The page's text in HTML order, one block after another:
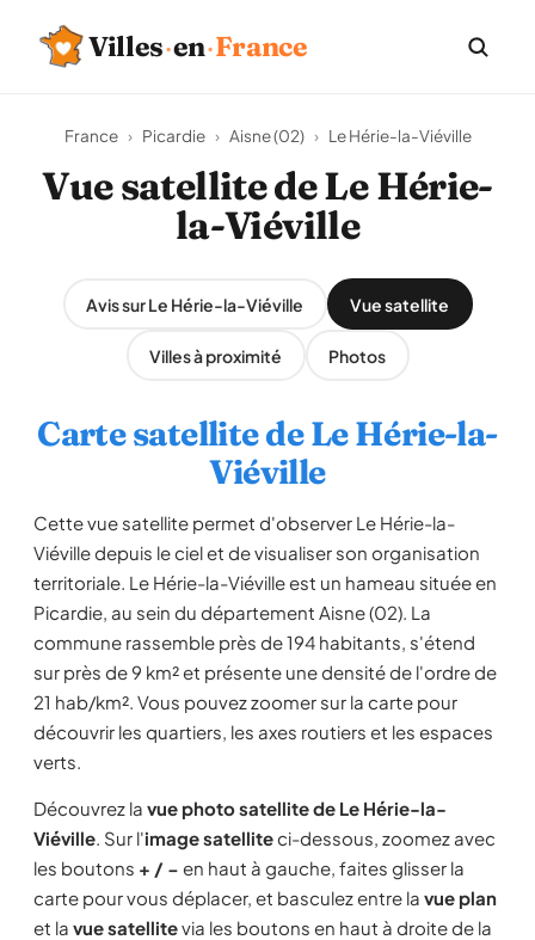
Villes·en·France
France › Picardie › Aisne (02) › Le Hérie-la-Viéville
Vue satellite de Le Hérie-
la-Viéville
Avis sur Le Hérie-la-Viéville Vue satellite
Villes à proximité Photos
Carte satellite de Le Hérie-la-
Viéville
Cette vue satellite permet d'observer Le Hérie-la-
Viéville depuis le ciel et de visualiser son organisation
territoriale. Le Hérie-la-Viéville est un hameau située en
Picardie, au sein du département Aisne (02). La
commune rassemble près de 194 habitants, s'étend
sur près de 9 km² et présente une densité de l'ordre de
21 hab/km². Vous pouvez zoomer sur la carte pour
découvrir les quartiers, les axes routiers et les espaces
verts.
Découvrez la vue photo satellite de Le Hérie-la-
Viéville. Sur l'image satelliteci-dessous, zoomez avec
les boutons + / − en haut à gauche, faites glisser la
carte pour vous déplacer, et basculez entre la vue plan
et la vue satellitevia les boutons en haut à droite de la